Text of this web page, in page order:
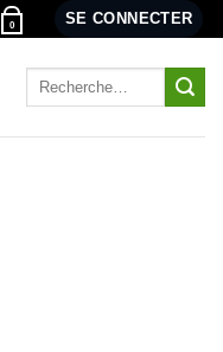
0 SE CONNECTER
Recherche